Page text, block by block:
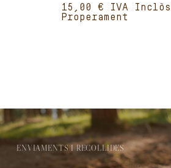
€
Properament
ENVIAMENTS I RECOLLIDES